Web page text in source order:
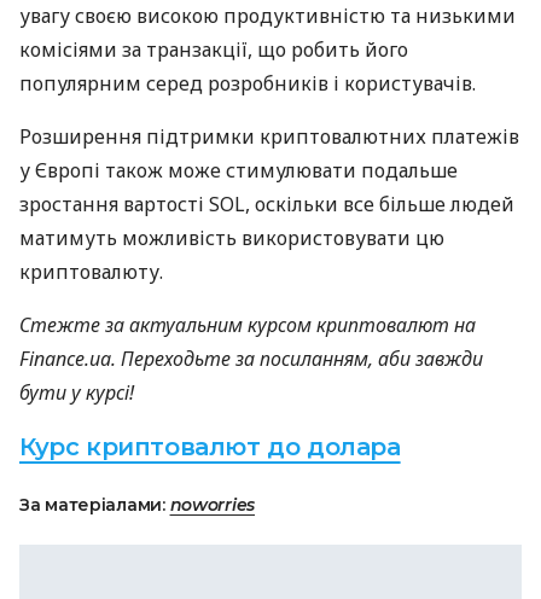
увагу своєю високою продуктивністю та низькими
комісіями за транзакції, що робить його
популярним серед розробників і користувачів.
Розширення підтримки криптовалютних платежів
у Європі також може стимулювати подальше
зростання вартості SOL, оскільки все більше людей
матимуть можливість використовувати цю
криптовалюту.
Стежте за актуальним курсом криптовалют на
Finance.ua. Переходьте за посиланням, аби завжди
бути у курсі!
Курс криптовалют до долара
За матеріалами: noworries